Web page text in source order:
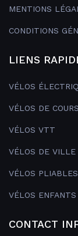
MENTIONS
CONDITIONS
LIENS
VÉLOS
VÉLOS DE
VÉLOS VTT
VÉLOS DE VILLE
VÉLOS PLIABLES
VÉLOS ENFANTS
CONTACT